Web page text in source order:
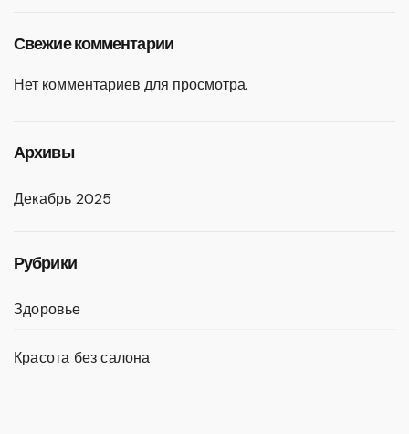
Свежие комментарии
Нет комментариев для просмотра.
Архивы
Декабрь 2025
Рубрики
Здоровье
Красота без салона